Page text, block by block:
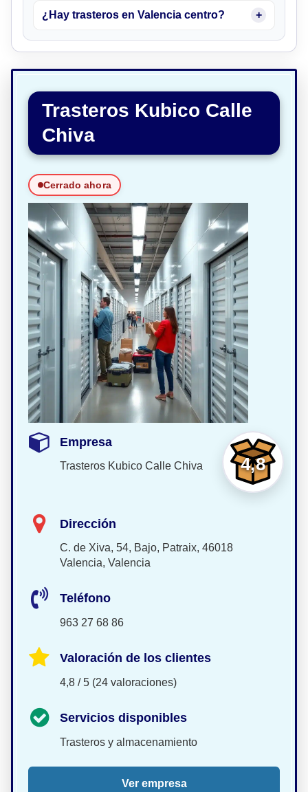
¿Hay trasteros en Valencia centro?
Trasteros Kubico Calle
Chiva
Cerrado ahora
4,8
Empresa
Trasteros Kubico Calle Chiva
Dirección
C. de Xiva, 54, Bajo, Patraix, 46018
Valencia, Valencia
Teléfono
963 27 68 86
Valoración de los clientes
4,8 / 5 (24 valoraciones)
Servicios disponibles
Trasteros y almacenamiento
Ver empresa